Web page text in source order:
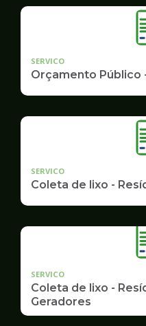
SERVICO
Orçamento Público
SERVICO
Coleta de lixo -
SERVICO
Coleta de lixo -
Geradores